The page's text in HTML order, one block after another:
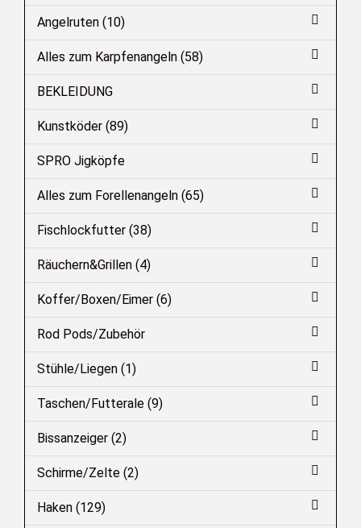
Angelruten (10)
Alles zum Karpfenangeln (58)
BEKLEIDUNG
Kunstköder (89)
SPRO Jigköpfe
Alles zum Forellenangeln (65)
Fischlockfutter (38)
Räuchern&Grillen (4)
Koffer/Boxen/Eimer (6)
Rod Pods/Zubehör
Stühle/Liegen (1)
Taschen/Futterale (9)
Bissanzeiger (2)
Schirme/Zelte (2)
Haken (129)